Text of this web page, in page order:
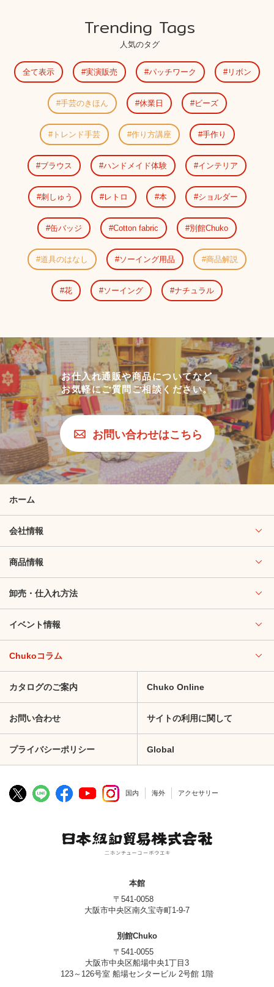
Trending Tags
人気のタグ
全て表示 実演販売 パッチワーク リボン
手芸のきほん 休業日 ビーズ
トレンド手芸 作り方講座 手作り
ブラウス ハンドメイド体験 インテリア
刺しゅう レトロ 本 ショルダー
缶バッジ Cotton fabric 別館Chuko
道具のはなし ソーイング用品 商品解説
花 ソーイング ナチュラル
お仕入れ通販や商品についてなど
お気軽にご質問ご相談ください。
お問い合わせはこちら
ホーム
会社情報
商品情報
卸売・仕入れ方法
イベント情報
Chukoコラム
カタログのご案内 Chuko Online
お問い合わせ サイトの利用に関して
プライバシーポリシー Global
国内 海外 アクセサリー
本館
〒541-0058
大阪市中央区南久宝寺町1-9-7
別館Chuko
〒541-0055
大阪市中央区船場中央1丁目3
123～126号室 船場センタービル 2号館 1階